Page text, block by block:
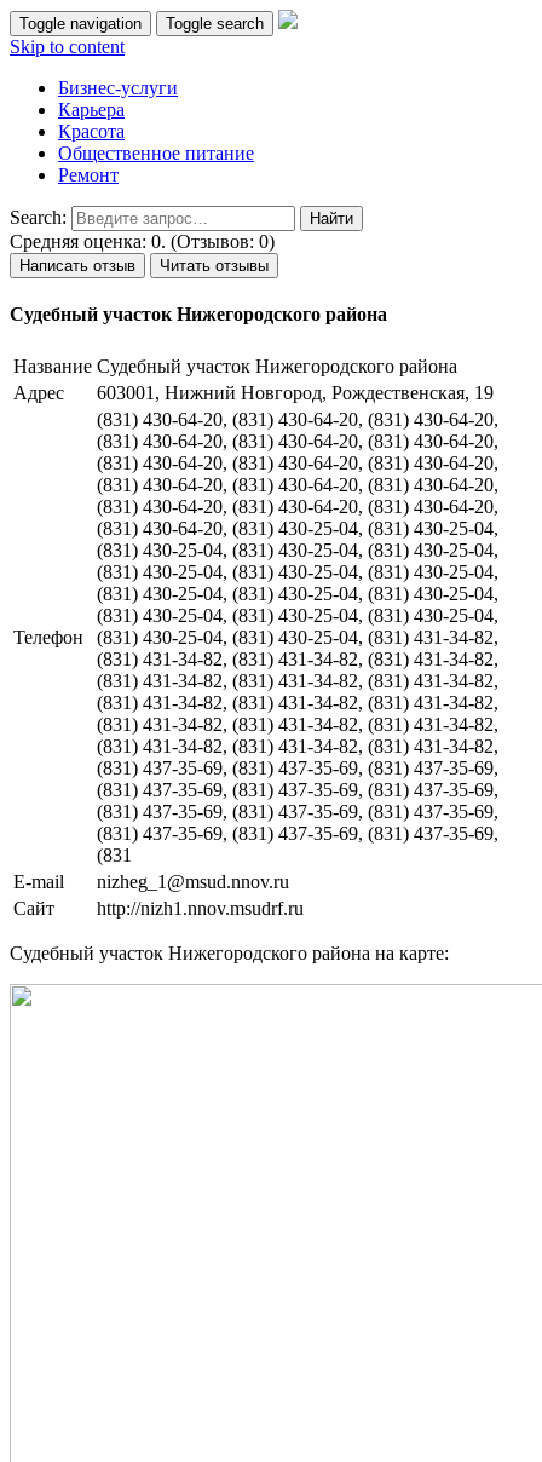
Toggle navigation Toggle search
Skip to content
Бизнес-услуги
Карьера
Красота
Общественное питание
Ремонт
Search:
Средняя оценка: 0. (Отзывов: 0)
Написать отзыв Читать отзывы
Судебный участок Нижегородского района
Название Судебный участок Нижегородского района
Адрес
603001, Нижний Новгород, Рождественская, 19
Телефон
(831) 430-64-20, (831) 430-64-20, (831) 430-64-20,
(831) 430-64-20, (831) 430-64-20, (831) 430-64-20,
(831) 430-64-20, (831) 430-64-20, (831) 430-64-20,
(831) 430-64-20, (831) 430-64-20, (831) 430-64-20,
(831) 430-64-20, (831) 430-64-20, (831) 430-64-20,
(831) 430-64-20, (831) 430-25-04, (831) 430-25-04,
(831) 430-25-04, (831) 430-25-04, (831) 430-25-04,
(831) 430-25-04, (831) 430-25-04, (831) 430-25-04,
(831) 430-25-04, (831) 430-25-04, (831) 430-25-04,
(831) 430-25-04, (831) 430-25-04, (831) 430-25-04,
(831) 430-25-04, (831) 430-25-04, (831) 431-34-82,
(831) 431-34-82, (831) 431-34-82, (831) 431-34-82,
(831) 431-34-82, (831) 431-34-82, (831) 431-34-82,
(831) 431-34-82, (831) 431-34-82, (831) 431-34-82,
(831) 431-34-82, (831) 431-34-82, (831) 431-34-82,
(831) 431-34-82, (831) 431-34-82, (831) 431-34-82,
(831) 437-35-69, (831) 437-35-69, (831) 437-35-69,
(831) 437-35-69, (831) 437-35-69, (831) 437-35-69,
(831) 437-35-69, (831) 437-35-69, (831) 437-35-69,
(831) 437-35-69, (831) 437-35-69, (831) 437-35-69,
(831
E-mail
nizheg_1@msud.nnov.ru
Сайт
http://nizh1.nnov.msudrf.ru
Судебный участок Нижегородского района на карте: